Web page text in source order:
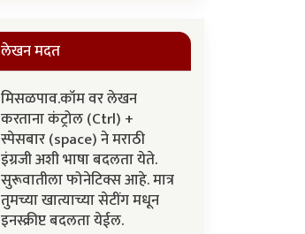
लेखन मदत
मिसळपाव.कॉम वर लेखन
करताना कंट्रोल (Ctrl) +
स्पेसबार (space) ने मराठी
इंग्रजी अशी भाषा बदलता येते.
सुरूवातीला फोनेटिक्स आहे. मात्र
तुमच्या खात्याच्या सेटींग मधून
इनस्क्रीप्ट बदलता येईल.